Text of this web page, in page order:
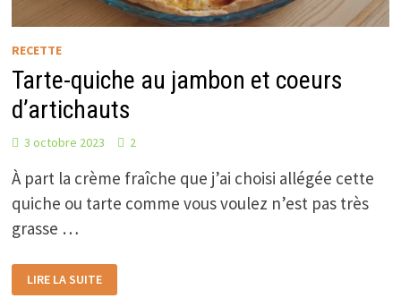
RECETTE
Tarte-quiche au jambon et coeurs
d’artichauts
3 octobre 2023 2
À part la crème fraîche que j’ai choisi allégée cette
quiche ou tarte comme vous voulez n’est pas très
grasse …
QUICHE
AU
LIRE LA SUITE